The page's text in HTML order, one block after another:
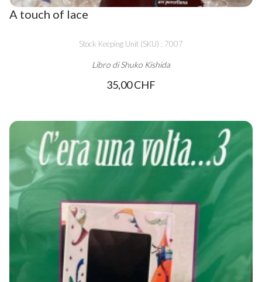
A touch of lace
Stock Keeping Unit (SKU) : 7007
Libro di Shuko Kishida
35,00 CHF